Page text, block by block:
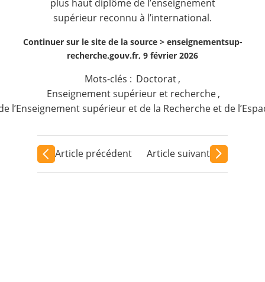
plus haut diplôme de l’enseignement
supérieur reconnu à l’international.
Continuer sur le site de la source > enseignementsup-
recherche.gouv.fr, 9 février 2026
Mots-clés : Doctorat,
Enseignement supérieur et recherche,
l’Enseignement supérieur et de la Recherche et de
Article précédent Article suivant